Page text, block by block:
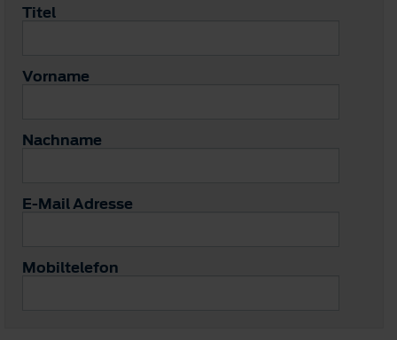
Titel
Vorname
Nachname
E-Mail Adresse
Mobiltelefon